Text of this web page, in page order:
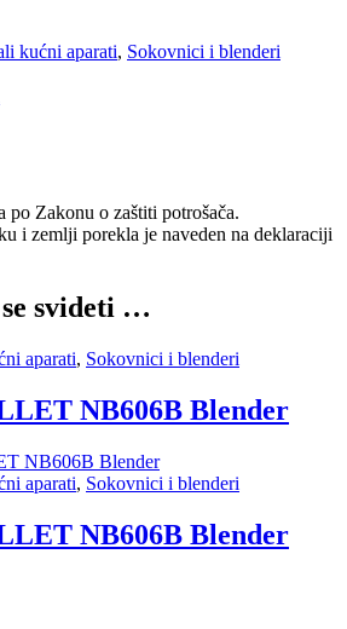
kućni aparati, Sokovnici i blenderi
po Zakonu o zaštiti potrošača.
i zemlji porekla je naveden na deklaraciji
svideti …
aparati, Sokovnici i blenderi
NB606B Blender
aparati, Sokovnici i blenderi
NB606B Blender